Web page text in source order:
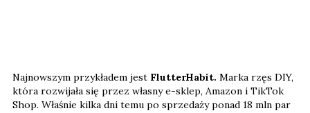
Najnowszym przykładem jest FlutterHabit. Marka rzęs DIY,
która rozwijała się przez własny e-sklep, Amazon i TikTok
Shop. Właśnie kilka dni temu po sprzedaży ponad 18 mln par